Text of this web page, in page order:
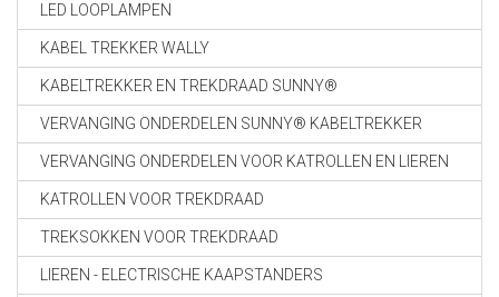
LED LOOPLAMPEN
KABEL TREKKER WALLY
KABELTREKKER EN TREKDRAAD SUNNY®
VERVANGING ONDERDELEN SUNNY® KABELTREKKER
VERVANGING ONDERDELEN VOOR KATROLLEN EN LIEREN
KATROLLEN VOOR TREKDRAAD
TREKSOKKEN VOOR TREKDRAAD
LIEREN - ELECTRISCHE KAAPSTANDERS